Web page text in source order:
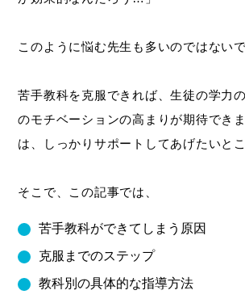
このように悩む先生も多いのではないで
苦手教科を克服できれば、生徒の学力
のモチベーションの高まりが期待でき
は、しっかりサポートしてあげたいとこ
そこで、この記事では、
苦手教科ができてしまう原因
克服までのステップ
教科別の具体的な指導方法